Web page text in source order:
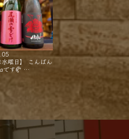
水曜日】 こんばん
です🥐 …